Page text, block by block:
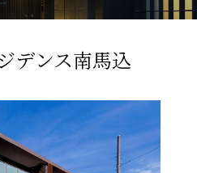
デンス南馬込